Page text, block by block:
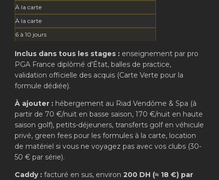
À la carte
À la carte
6 à 10 jours
Inclus dans tous les stages : enseignement par pro
PGA France diplômé d'État, balles de practice,
validation officielle des acquis (Carte Verte pour la
formule dédiée).
À ajouter : hébergement au Riad Vendôme & Spa (à
partir de 70 €/nuit en basse saison, 170 €/nuit en haute
saison golf), petits-déjeuners, transferts golf en véhicule
privé, green fees pour les formules à la carte, location
de matériel si vous ne voyagez pas avec vos clubs (30-
50 € par série).
Caddy : facturé en sus, environ 200 DH (≈ 18 €) par